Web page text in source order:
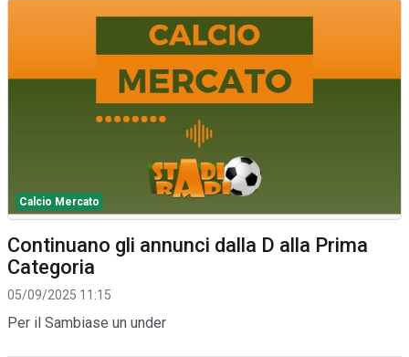
Calcio Mercato
Continuano gli annunci dalla D alla Prima
Categoria
05/09/2025 11:15
Per il Sambiase un under